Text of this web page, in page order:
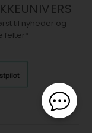
til nyheder og
felter*